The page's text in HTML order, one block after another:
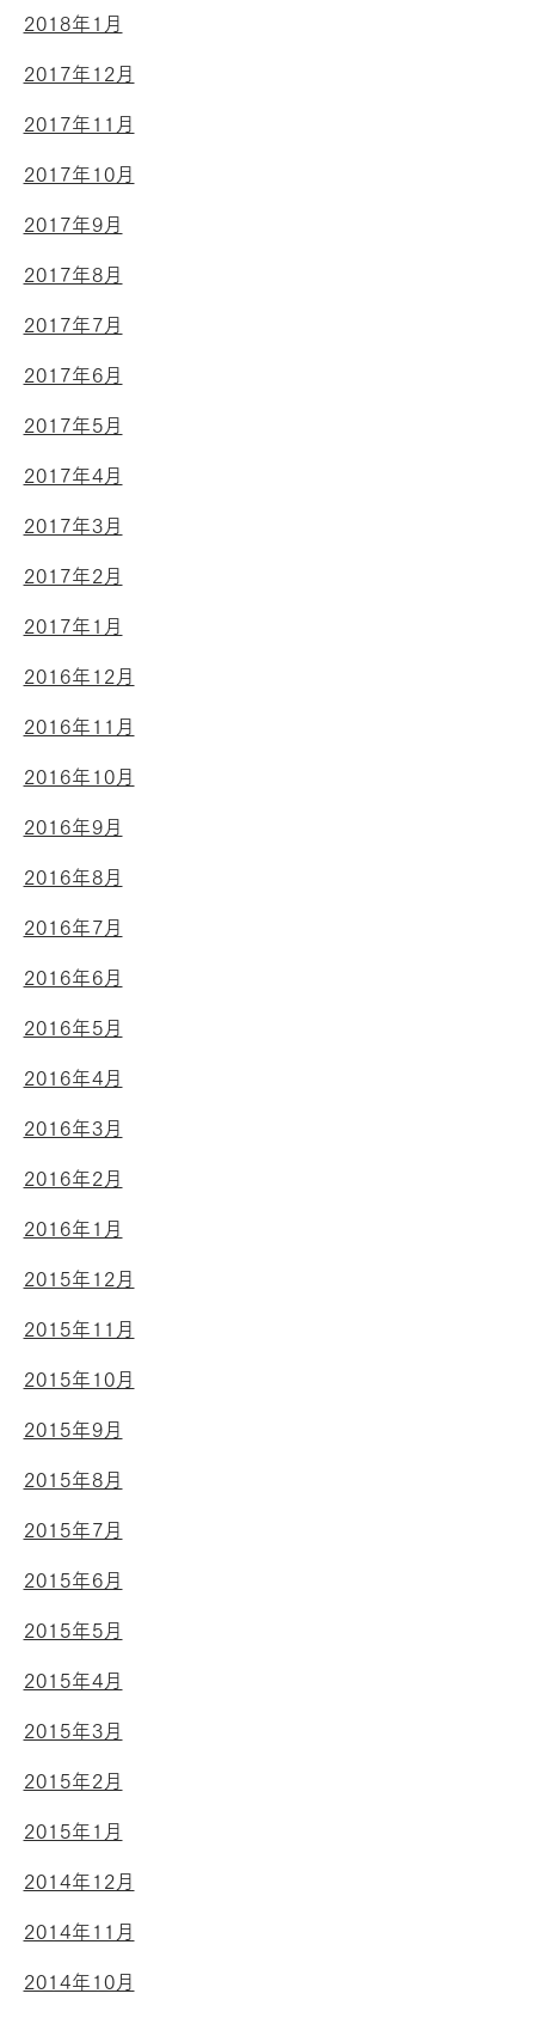
2018年1月
2017年12月
2017年11月
2017年10月
2017年9月
2017年8月
2017年7月
2017年6月
2017年5月
2017年4月
2017年3月
2017年2月
2017年1月
2016年12月
2016年11月
2016年10月
2016年9月
2016年8月
2016年7月
2016年6月
2016年5月
2016年4月
2016年3月
2016年2月
2016年1月
2015年12月
2015年11月
2015年10月
2015年9月
2015年8月
2015年7月
2015年6月
2015年5月
2015年4月
2015年3月
2015年2月
2015年1月
2014年12月
2014年11月
2014年10月